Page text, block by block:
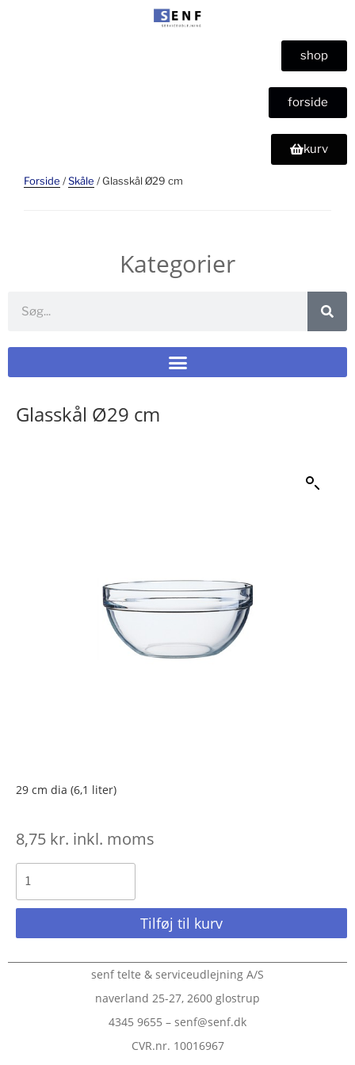
shop
forside
kurv
Forside /Skåle / Glasskål Ø29 cm
Kategorier
Glasskål Ø29 cm
29 cm dia (6,1 liter)
8,75 kr. inkl. moms
Tilføj til kurv
senf telte & serviceudlejning A/S
naverland 25-27, 2600 glostrup
4345 9655 – senf@senf.dk
CVR.nr. 10016967